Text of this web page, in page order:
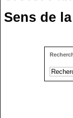
Sens de